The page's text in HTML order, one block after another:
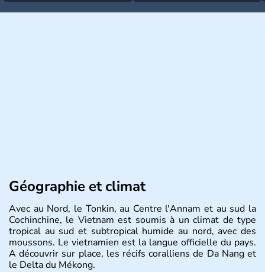
Géographie et climat
Avec au Nord, le Tonkin, au Centre l'Annam et au sud la
Cochinchine, le Vietnam est soumis à un climat de type
tropical au sud et subtropical humide au nord, avec des
moussons. Le vietnamien est la langue officielle du pays.
A découvrir sur place, les récifs coralliens de Da Nang et
le Delta du Mékong.